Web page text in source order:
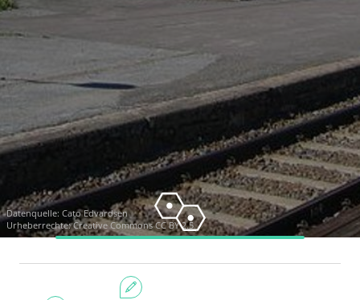
Datenquelle: Cato Edvardsen
Urheberrechte:Creative Commons CC BY 2.5